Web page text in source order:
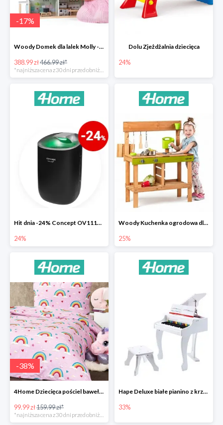
-17%
Woody Domek dla lalek Molly -78zł
388.99 zł466.99 zł*
Dolu Zjeżdżalnia dziecięca
24%
Hit dnia -24% Concept OV1110 osuszacz powietrza Perfect Air
24%
Woody Kuchenka ogrodowa dla dzieci Rosalie
25%
-38%
4Home Dziecięca pościel bawełniana Rainbow
99.99 zł159.99 zł*
*najniższa cena z 30 dni przed obniżką
Hape Deluxe białe pianino z krzesłem -33%
33%